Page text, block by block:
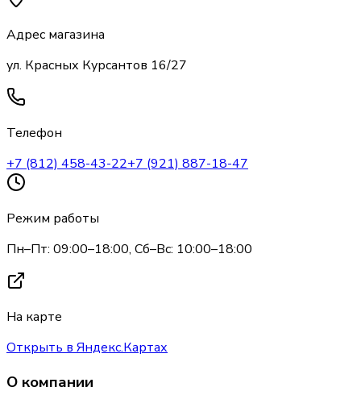
Адрес магазина
ул. Красных Курсантов 16/27
Телефон
+7 (812) 458-43-22+7 (921) 887-18-47
Режим работы
Пн–Пт: 09:00–18:00, Сб–Вс: 10:00–18:00
На карте
Открыть в Яндекс.Картах
О компании